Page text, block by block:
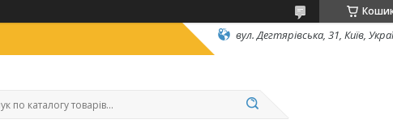
вул. Дегтярівська, 31, Київ,